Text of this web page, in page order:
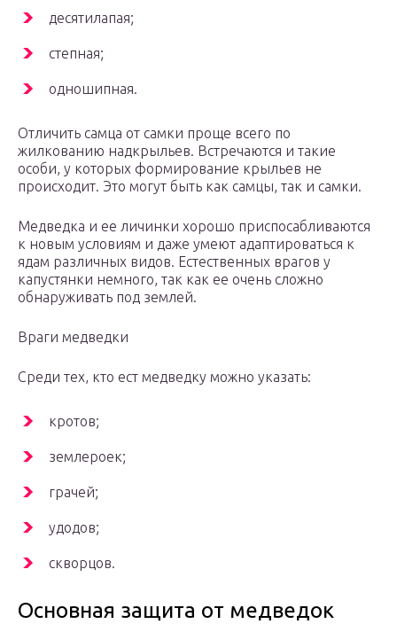
десятилапая;
степная;
одношипная.
Отличить самца от самки проще всего по
жилкованию надкрыльев. Встречаются и такие
особи, у которых формирование крыльев не
происходит. Это могут быть как самцы, так и самки.
Медведка и ее личинки хорошо приспосабливаются
к новым условиям и даже умеют адаптироваться к
ядам различных видов. Естественных врагов у
капустянки немного, так как ее очень сложно
обнаруживать под землей.
Враги медведки
Среди тех, кто ест медведку можно указать:
кротов;
землероек;
грачей;
удодов;
скворцов.
Основная защита от медведок